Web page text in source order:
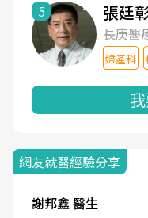
5 張廷
長庚醫
婦產科
網友就醫經驗分享
謝邦鑫 醫生